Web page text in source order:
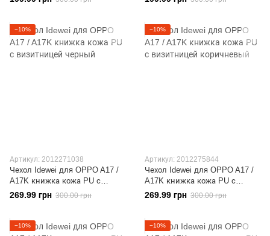
Dark-Blue
−10%
Артикул: 2012271038
Чехол Idewei для OPPO A17 /
A17K книжка кожа PU с
визитницей черный
269.99 грн 300.00 грн
−10%
Артикул: 2012275844
Чехол Idewei для OPPO A17 /
A17K книжка кожа PU с
визитницей коричневый
269.99 грн 300.00 грн
−10% −10%